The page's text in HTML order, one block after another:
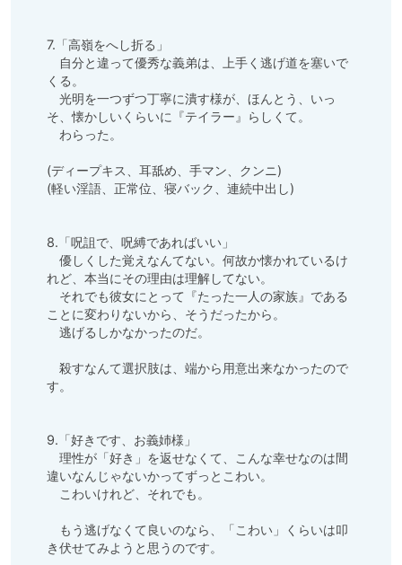
7.「高嶺をへし折る」
自分と違って優秀な義弟は、上手く逃げ道を塞いで
くる。
光明を一つずつ丁寧に潰す様が、ほんとう、いっ
そ、懐かしいくらいに『テイラー』らしくて。
わらった。
(ディープキス、耳舐め、手マン、クンニ)
(軽い淫語、正常位、寝バック、連続中出し)
8.「呪詛で、呪縛であればいい」
優しくした覚えなんてない。何故か懐かれているけ
れど、本当にその理由は理解してない。
それでも彼女にとって『たった一人の家族』である
ことに変わりないから、そうだったから。
逃げるしかなかったのだ。
殺すなんて選択肢は、端から用意出来なかったので
す。
9.「好きです、お義姉様」
理性が「好き」を返せなくて、こんな幸せなのは間
違いなんじゃないかってずっとこわい。
こわいけれど、それでも。
もう逃げなくて良いのなら、「こわい」くらいは叩
き伏せてみようと思うのです。